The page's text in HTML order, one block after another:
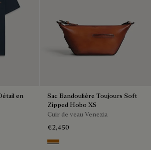
en
Sac Bandoulière Toujours Soft
Zipped Hobo XS
Cuir de veau Venezia
€2,450
Arancio Vermiglio